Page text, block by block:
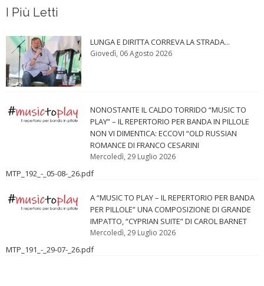
I Più Letti
LUNGA E DIRITTA CORREVA LA STRADA...
Giovedì, 06 Agosto 2026
NONOSTANTE IL CALDO TORRIDO “MUSIC TO
PLAY” – IL REPERTORIO PER BANDA IN PILLOLE
NON VI DIMENTICA: ECCOVI “OLD RUSSIAN
ROMANCE DI FRANCO CESARINI
Mercoledì, 29 Luglio 2026
MTP_192_-_05-08-_26.pdf
A “MUSIC TO PLAY – IL REPERTORIO PER BANDA
PER PILLOLE” UNA COMPOSIZIONE DI GRANDE
IMPATTO, “CYPRIAN SUITE” DI CAROL BARNET
Mercoledì, 29 Luglio 2026
MTP_191_-_29-07-_26.pdf